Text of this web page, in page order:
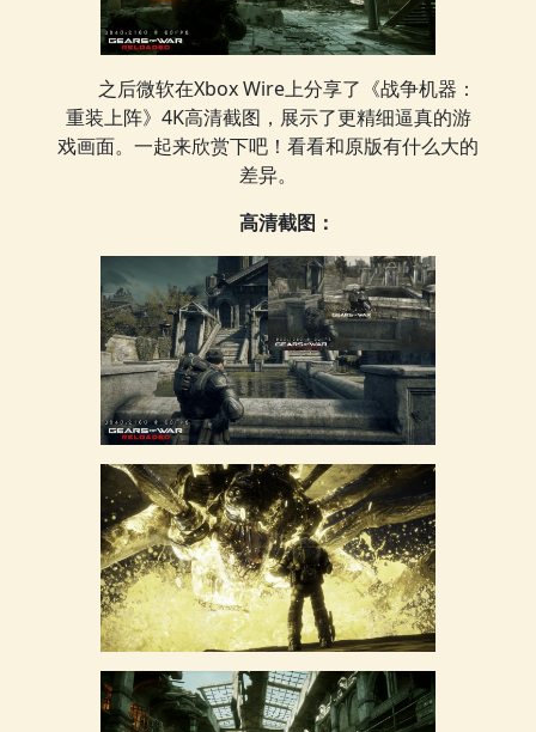
之后微软在Xbox Wire上分享了《战争机器：
重装上阵》4K高清截图，展示了更精细逼真的游
戏画面。一起来欣赏下吧！看看和原版有什么大的
差异。
高清截图：